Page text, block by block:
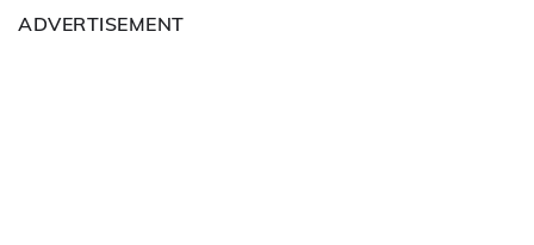
ADVERTISEMENT